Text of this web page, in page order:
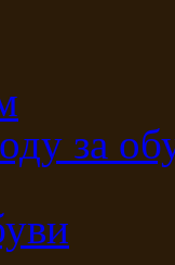
за